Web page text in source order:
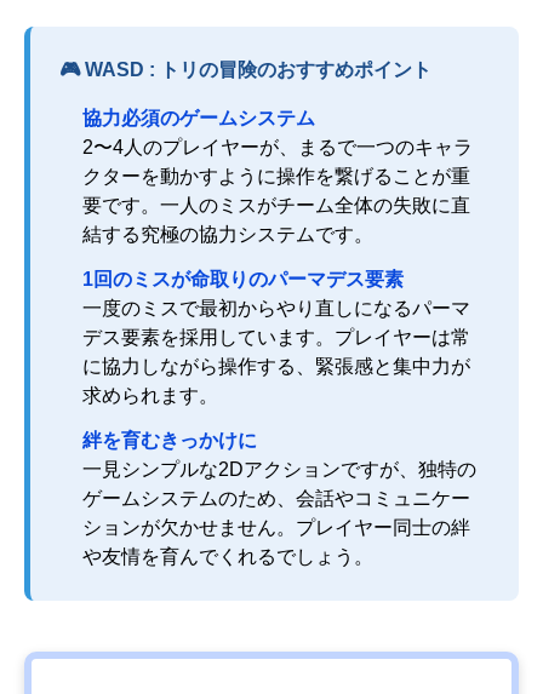
🎮 WASD : トリの冒険のおすすめポイント
協力必須のゲームシステム
2〜4人のプレイヤーが、まるで一つのキャラ
クターを動かすように操作を繋げることが重
要です。一人のミスがチーム全体の失敗に直
結する究極の協力システムです。
1回のミスが命取りのパーマデス要素
一度のミスで最初からやり直しになるパーマ
デス要素を採用しています。プレイヤーは常
に協力しながら操作する、緊張感と集中力が
求められます。
絆を育むきっかけに
一見シンプルな2Dアクションですが、独特の
ゲームシステムのため、会話やコミュニケー
ションが欠かせません。プレイヤー同士の絆
や友情を育んでくれるでしょう。